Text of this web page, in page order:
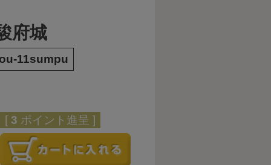
府城
11sumpu
[ 3 ポイント進呈 ]